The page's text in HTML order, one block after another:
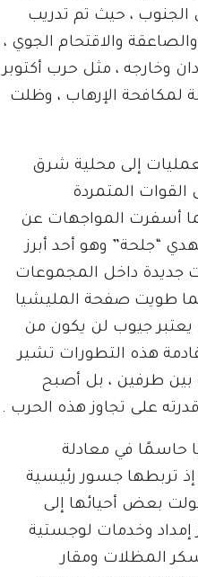
الجنوب ، حيث تم تدريب
المظلات والصاعقة والاقتحام الجوي ،
وخارجه ، مثل حرب أكتوبر
لمكافحة الإرهاب ، وظلت
إلى محلية شرق
المتمردة
أسفرت المواجهات عن
“جلحة” وهو أحد أبرز
جديدة داخل المجموعات
طويت صفحة المليشيا
يعتبر جيوب لن يكون من
هذه التطورات تشير
بين طرفين ، بل أصبح
على تجاوز هذه الحرب .
حاسمًا في معادلة
تربطها جسور رئيسية
بعض أحيائها إلى
إمداد وخدمات لوجستية
المظلات ومقار